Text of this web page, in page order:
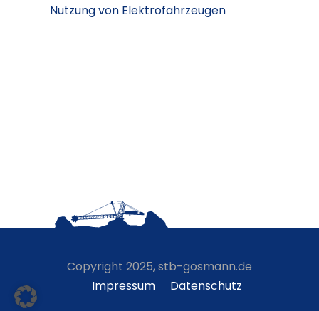
Nutzung von Elektrofahrzeugen
Copyright 2025, stb-gosmann.de
Impressum
Datenschutz